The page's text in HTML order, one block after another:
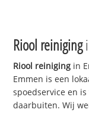
Riool reiniging
Riool reiniging in
Emmen is een
spoedservice en
daarbuiten. Wij